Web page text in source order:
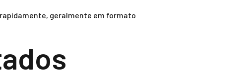
geralmente em formato